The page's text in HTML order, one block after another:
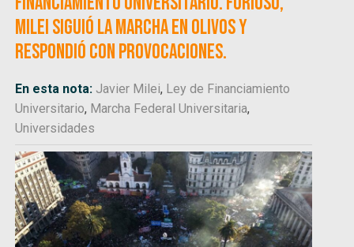
Milei siguió la marcha en Olivos y
respondió con provocaciones.
En esta nota: Javier Milei, Ley de Financiamiento
Universitario, Marcha Federal Universitaria,
Universidades